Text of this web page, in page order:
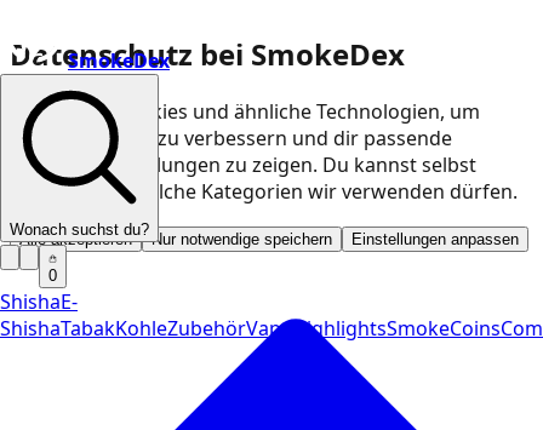
Datenschutz bei SmokeDex
Wir nutzen Cookies und ähnliche Technologien, um
unsere Website zu verbessern und dir passende
Produktempfehlungen zu zeigen. Du kannst selbst
entscheiden, welche Kategorien wir verwenden dürfen.
Alle akzeptieren Nur notwendige speichern Einstellungen anpassen
SmokeDex
Wonach suchst du?
0
ShishaE-
ShishaTabakKohleZubehörVapeHighlightsSmokeCoins